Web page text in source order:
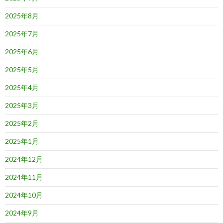
2025年8月
2025年7月
2025年6月
2025年5月
2025年4月
2025年3月
2025年2月
2025年1月
2024年12月
2024年11月
2024年10月
2024年9月